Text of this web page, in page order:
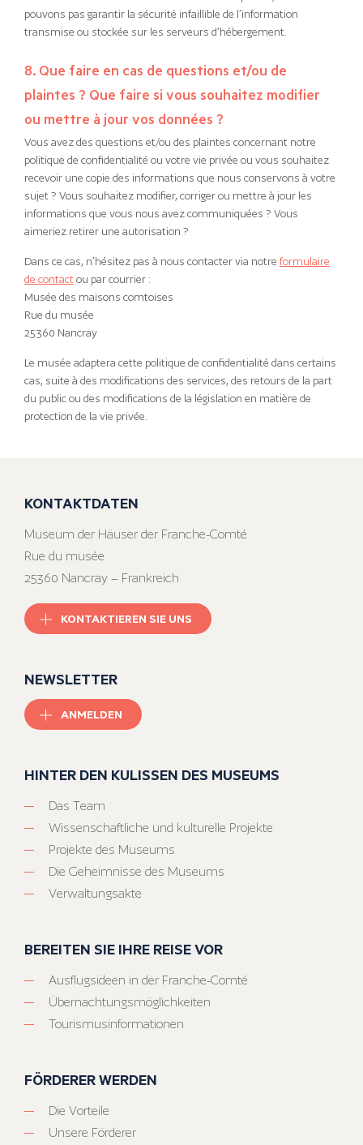
pouvons pas garantir la sécurité infaillible de l’information
transmise ou stockée sur les serveurs d’hébergement.
8. Que faire en cas de questions et/ou de
plaintes ? Que faire si vous souhaitez modifier
ou mettre à jour vos données ?
Vous avez des questions et/ou des plaintes concernant notre
politique de confidentialité ou votre vie privée ou vous souhaitez
recevoir une copie des informations que nous conservons à votre
sujet ? Vous souhaitez modifier, corriger ou mettre à jour les
informations que vous nous avez communiquées ? Vous
aimeriez retirer une autorisation ?
Dans ce cas, n’hésitez pas à nous contacter via notre formulaire
de contact ou par courrier :
Musée des maisons comtoises
Rue du musée
25360 Nancray
Le musée adaptera cette politique de confidentialité dans certains
cas, suite à des modifications des services, des retours de la part
du public ou des modifications de la législation en matière de
protection de la vie privée.
KONTAKTDATEN
Museum der Häuser der Franche-Comté
Rue du musée
25360 Nancray – Frankreich
KONTAKTIEREN SIE UNS
NEWSLETTER
ANMELDEN
HINTER DEN KULISSEN DES MUSEUMS
Das Team
Wissenschaftliche und kulturelle Projekte
Projekte des Museums
Die Geheimnisse des Museums
Verwaltungsakte
BEREITEN SIE IHRE REISE VOR
Ausflugsideen in der Franche-Comté
Übernachtungsmöglichkeiten
Tourismusinformationen
FÖRDERER WERDEN
Die Vorteile
Unsere Förderer